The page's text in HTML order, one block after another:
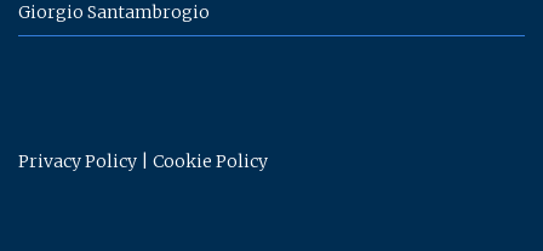
Giorgio Santambrogio
Privacy Policy Cookie Policy